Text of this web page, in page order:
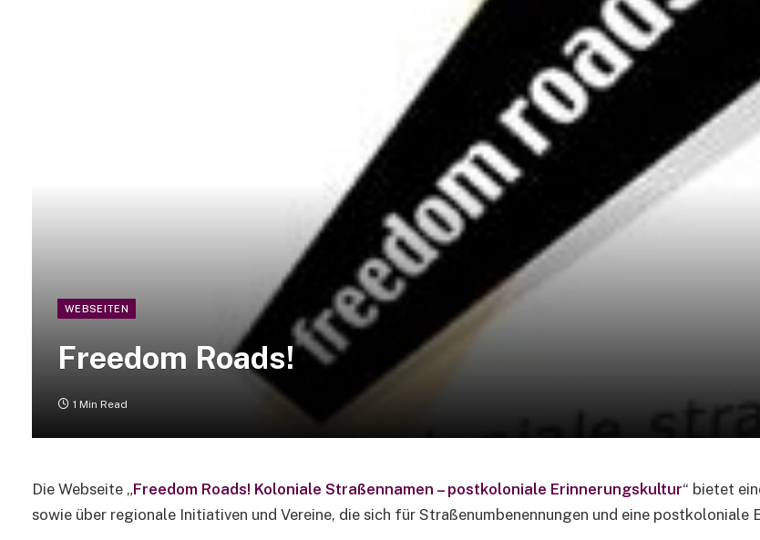
WEBSEITEN
Freedom Roads!
1 Min Read
Die Webseite „Freedom Roads! Koloniale Straßennamen – postkoloniale Erinnerungskultur“ bietet
sowie über regionale Initiativen und Vereine, die sich für Straßenumbenennungen und eine postkoloniale